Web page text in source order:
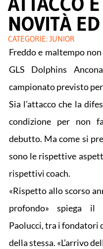
NOVITÀ
CATEGORIE: JUNIOR
Freddo e maltempo
GLS Dolphins
campionato previsto
Sia l’attacco che la
condizione per non
debutto. Ma come si
sono le rispettive
rispettivi coach.
«Rispetto allo scorso
profondo» spiega il
Paolucci, tra i fondatori
della stessa. «L’arrivo